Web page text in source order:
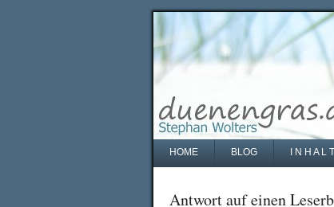
HOME BLOG I N H A L T
Antwort auf einen